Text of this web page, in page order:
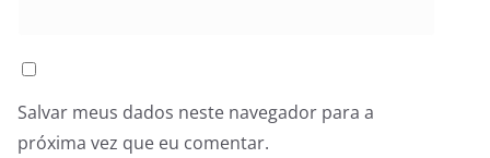
Salvar meus dados neste navegador para a
próxima vez que eu comentar.